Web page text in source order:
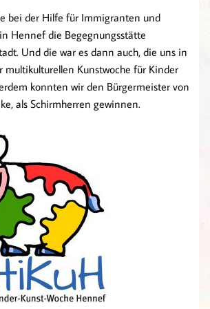
bei der Hilfe für Immigranten und
Hennef die Begegnungsstätte
Und die war es dann auch, die uns in
multikulturellen Kunstwoche für Kinder
konnten wir den Bürgermeister von
als Schirmherren gewinnen.